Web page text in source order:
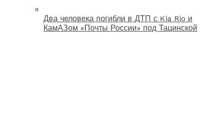
Два человека погибли в ДТП с Kia Rio и
КамАЗом «Почты России» под Тацинской